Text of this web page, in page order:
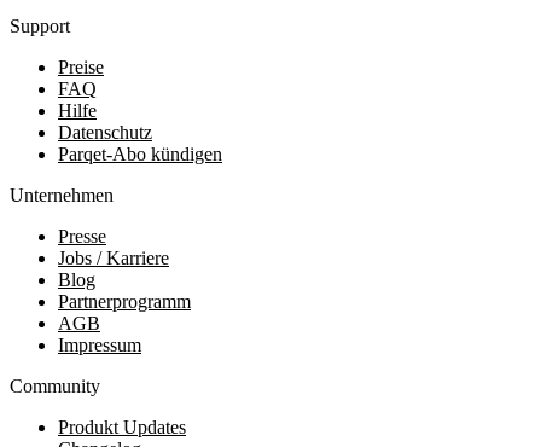
Support
Preise
FAQ
Hilfe
Datenschutz
Parqet-Abo kündigen
Unternehmen
Presse
Jobs / Karriere
Blog
Partnerprogramm
AGB
Impressum
Community
Produkt Updates